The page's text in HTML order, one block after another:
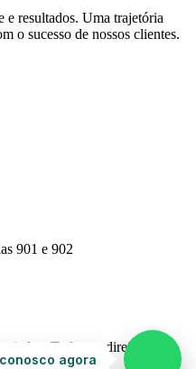
resultados. Uma trajetória
o sucesso de nossos clientes.
901 e 902
Todos os direitos
por favor, informe
equipe.
agora